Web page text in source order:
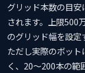
グリッド本数の目
されます。上限500
のグリッド幅を設定
ただし実際のボッ
く、20〜200本の範